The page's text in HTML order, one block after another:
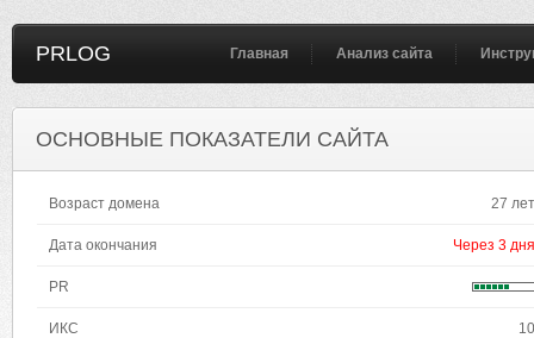
PRLOG Главная Анализ сайта
ОСНОВНЫЕ ПОКАЗАТЕЛИ САЙТА
Возраст домена 27 лет
Дата окончания Через 3 дня
PR
ИКС 10